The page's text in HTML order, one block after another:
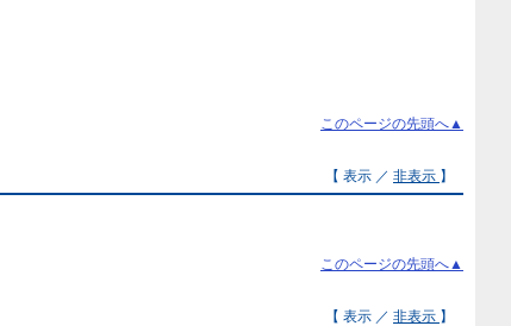
このページの先頭へ▲
【 表示 ／ 非表示 】
このページの先頭へ▲
【 表示 ／ 非表示 】